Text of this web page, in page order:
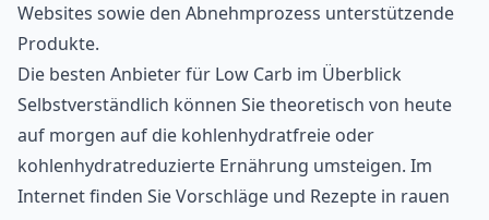
Websites sowie den Abnehmprozess unterstützende
Produkte.
Die besten Anbieter für Low Carb im Überblick
Selbstverständlich können Sie theoretisch von heute
auf morgen auf die kohlenhydratfreie oder
kohlenhydratreduzierte Ernährung umsteigen. Im
Internet finden SieVorschläge und Rezepte in rauen